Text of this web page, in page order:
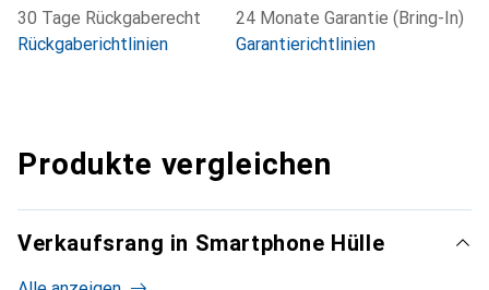
30 Tage Rückgaberecht
Rückgaberichtlinien
24 Monate Garantie (Bring-In)
Garantierichtlinien
Produkte vergleichen
Verkaufsrang in Smartphone Hülle